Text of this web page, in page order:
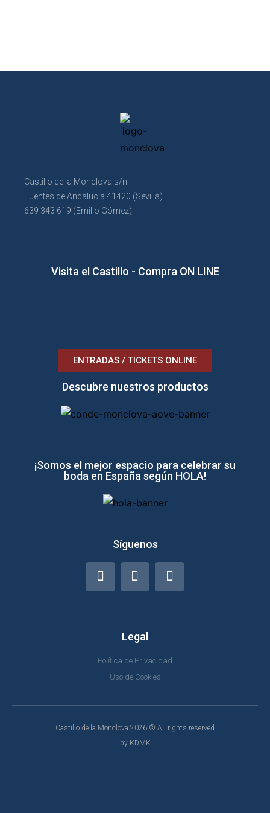
Castillo de la Monclova s/n
Fuentes de Andalucía 41420 (Sevilla)
639 343 619 (Emilio Gómez)
Visita el Castillo - Compra ON LINE
ENTRADAS / TICKETS ONLINE
Descubre nuestros productos
¡Somos el mejor espacio para celebrar su
boda en España según HOLA!
Síguenos
Legal
Política de Privacidad
Uso de Cookies
Castillo de la Monclova 2026 © All rights reserved
by KDMK